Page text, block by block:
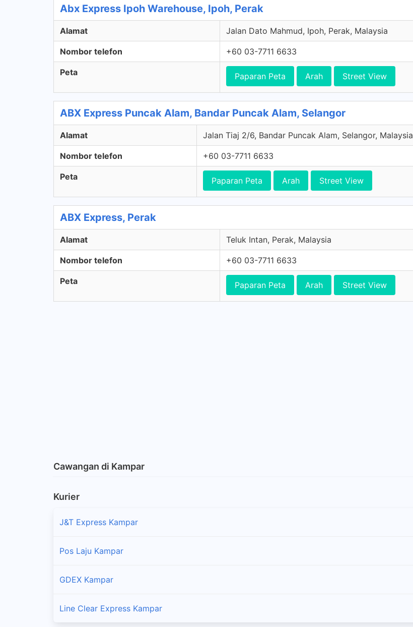
Abx Express Ipoh Warehouse, Ipoh, Perak
Alamat Jalan Dato Mahmud, Ipoh, Perak, Malaysia
Nombor telefon +60 03-7711 6633
Peta Paparan Peta Arah Street View
ABX Express Puncak Alam, Bandar Puncak Alam, Selangor
Alamat Jalan Tiaj 2/6, Bandar Puncak Alam, Selangor, Malaysia
Nombor telefon +60 03-7711 6633
Peta Paparan Peta Arah Street View
ABX Express, Perak
Alamat Teluk Intan, Perak, Malaysia
Nombor telefon +60 03-7711 6633
Peta Paparan Peta Arah Street View
Cawangan di Kampar
Kurier
J&T Express Kampar
Pos Laju Kampar
GDEX Kampar
Line Clear Express Kampar